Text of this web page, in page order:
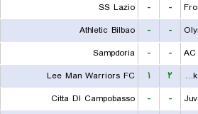
-
-
SS Lazio
-
-
Athletic Bilbao
-
-
Sampdoria
Bangkok Glass Pathumthani United FC
۲ ۱
Lee Man Warriors FC
-
-
Citta DI Campobasso